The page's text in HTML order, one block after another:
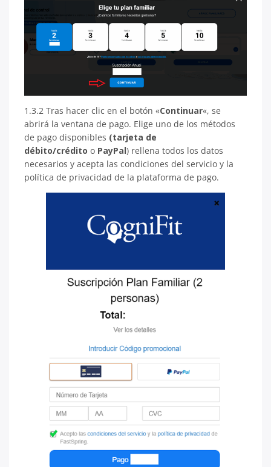
1.3.2 Tras hacer clic en el botón «Continuar«, se
abrirá la ventana de pago. Elige uno de los métodos
de pago disponibles (tarjeta de
débito/crédito o PayPal) rellena todos los datos
necesarios y acepta las condiciones del servicio y la
política de privacidad de la plataforma de pago.